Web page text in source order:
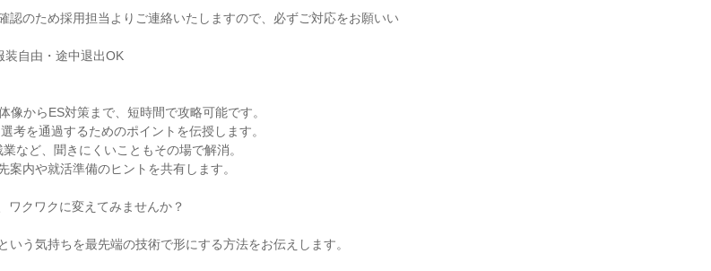
認のため採用担当よりご連絡いたしますので、必ずご対応をお願いい
自由・途中退出OK
像からES対策まで、短時間で攻略可能です。
考を通過するためのポイントを伝授します。
など、聞きにくいこともその場で解消。
案内や就活準備のヒントを共有します。
ワクワクに変えてみませんか？
いう気持ちを最先端の技術で形にする方法をお伝えします。